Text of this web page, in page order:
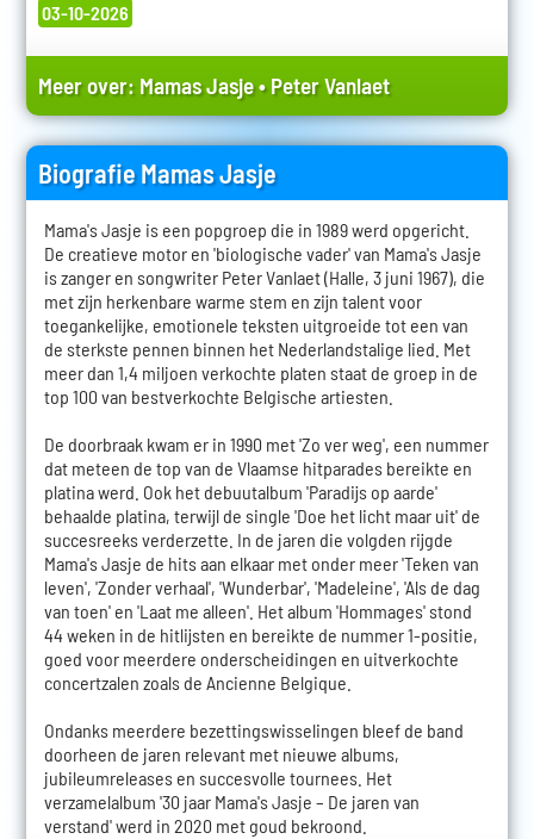
03-10-2026
Meer over: Mamas Jasje•Peter Vanlaet
Biografie Mamas Jasje
Mama's Jasje is een popgroep die in 1989 werd opgericht.
De creatieve motor en 'biologische vader' van Mama's Jasje
is zanger en songwriter Peter Vanlaet (Halle, 3 juni 1967), die
met zijn herkenbare warme stem en zijn talent voor
toegankelijke, emotionele teksten uitgroeide tot een van
de sterkste pennen binnen het Nederlandstalige lied. Met
meer dan 1,4 miljoen verkochte platen staat de groep in de
top 100 van bestverkochte Belgische artiesten.
De doorbraak kwam er in 1990 met 'Zo ver weg', een nummer
dat meteen de top van de Vlaamse hitparades bereikte en
platina werd. Ook het debuutalbum 'Paradijs op aarde'
behaalde platina, terwijl de single 'Doe het licht maar uit' de
succesreeks verderzette. In de jaren die volgden rijgde
Mama's Jasje de hits aan elkaar met onder meer 'Teken van
leven', 'Zonder verhaal', 'Wunderbar', 'Madeleine', 'Als de dag
van toen' en 'Laat me alleen'. Het album 'Hommages' stond
44 weken in de hitlijsten en bereikte de nummer 1-positie,
goed voor meerdere onderscheidingen en uitverkochte
concertzalen zoals de Ancienne Belgique.
Ondanks meerdere bezettingswisselingen bleef de band
doorheen de jaren relevant met nieuwe albums,
jubileumreleases en succesvolle tournees. Het
verzamelalbum '30 jaar Mama's Jasje – De jaren van
verstand' werd in 2020 met goud bekroond.